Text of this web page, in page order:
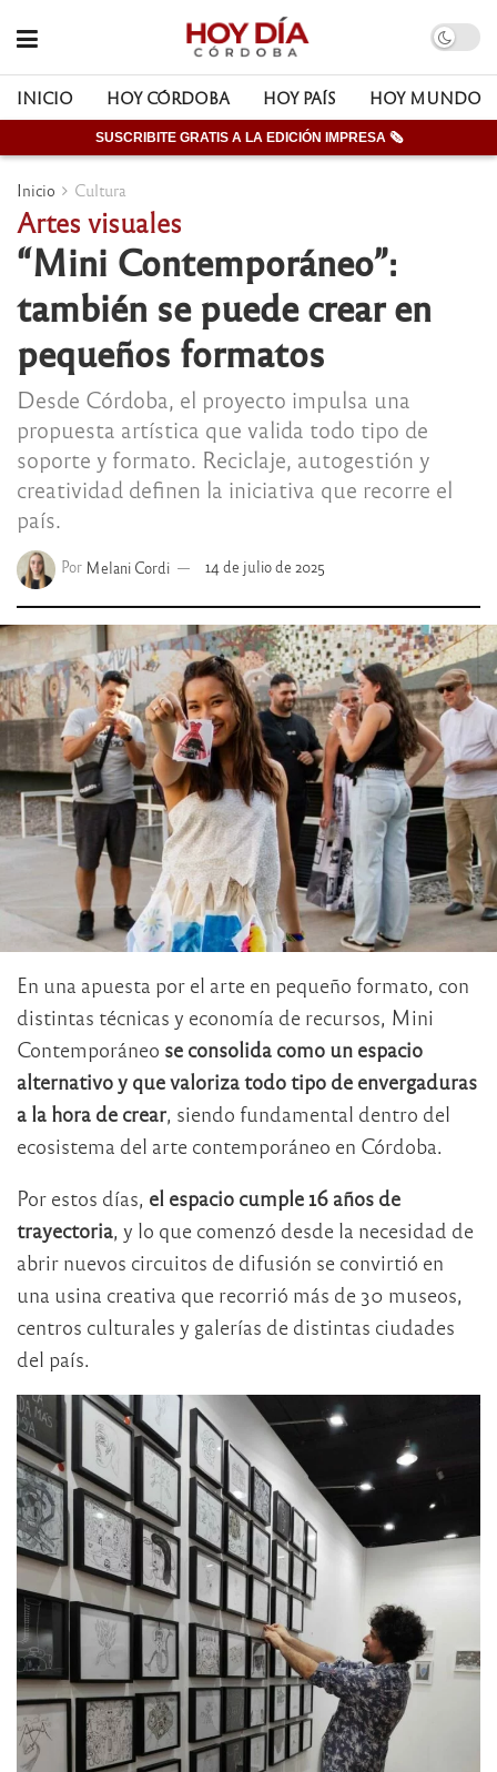
INICIO HOY CÓRDOBA HOY PAÍS HOY MUNDO
SUSCRIBITE GRATIS A LA EDICIÓN IMPRESA 🗞
Inicio Cultura
Artes visuales
“Mini Contemporáneo”:
también se puede crear en
pequeños formatos
Desde Córdoba, el proyecto impulsa una
propuesta artística que valida todo tipo de
soporte y formato. Reciclaje, autogestión y
creatividad definen la iniciativa que recorre el
país.
Por Melani Cordi 14 de julio de 2025
En una apuesta por el arte en pequeño formato, con
distintas técnicas y economía de recursos, Mini
Contemporáneo se consolida como un espacio
alternativo y que valoriza todo tipo de envergaduras
a la hora de crear, siendo fundamental dentro del
ecosistema del arte contemporáneo en Córdoba.
Por estos días, el espacio cumple 16 años de
trayectoria, y lo que comenzó desde la necesidad de
abrir nuevos circuitos de difusión se convirtió en
una usina creativa que recorrió más de 30 museos,
centros culturales y galerías de distintas ciudades
del país.